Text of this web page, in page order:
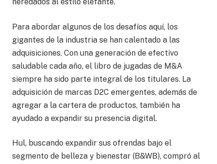
Para abordar algunos de los desafíos aquí, los
gigantes de la industria se han calentado a las
adquisiciones. Con una generación de efectivo
saludable cada año, el libro de jugadas de M&A
siempre ha sido parte integral de los titulares. La
adquisición de marcas D2C emergentes, además de
agregar a la cartera de productos, también ha
ayudado a expandir su presencia digital.
Hul, buscando expandir sus ofrendas bajo el
segmento de belleza y bienestar (B&WB), compró al